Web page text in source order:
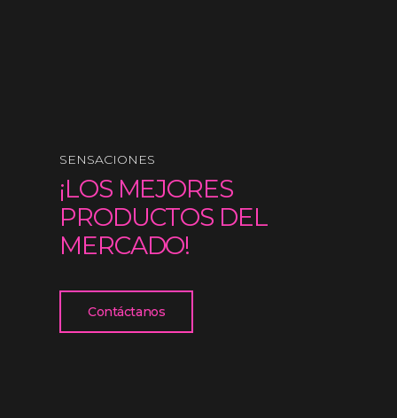
SENSACIONES
¡LOS MEJORES
PRODUCTOS DEL
MERCADO!
Contáctanos